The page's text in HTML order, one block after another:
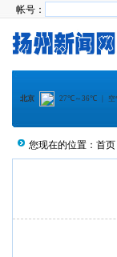
帐号：
您现在的位置： 首页